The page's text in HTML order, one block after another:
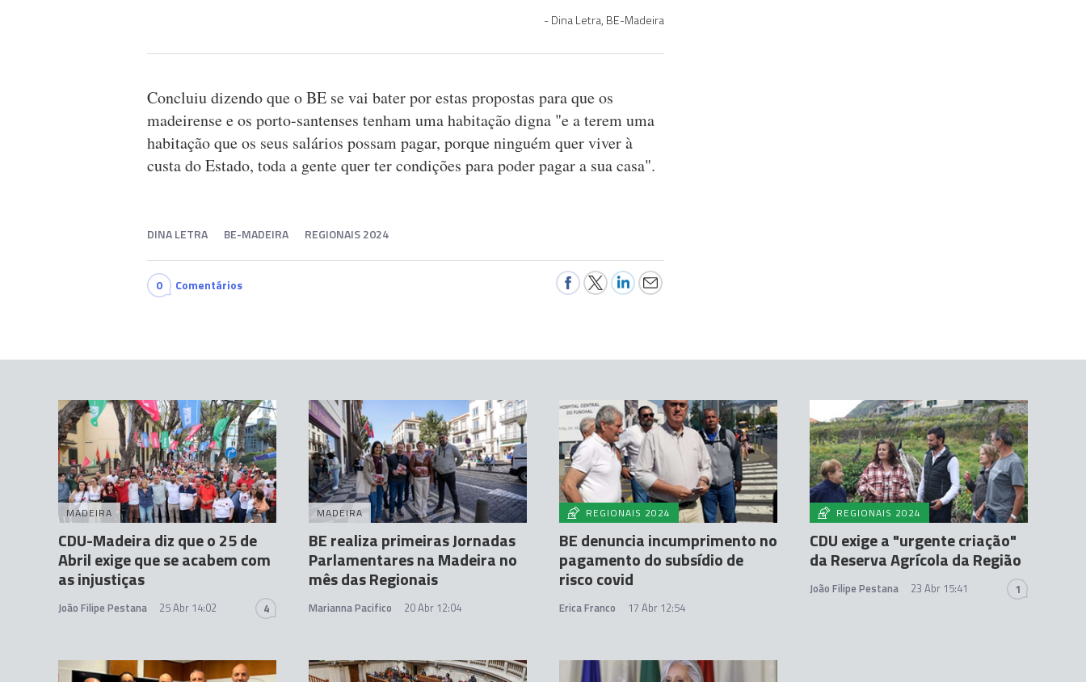
Dina Letra, BE-Madeira
Concluiu dizendo que o BE se vai bater por estas propostas para que os
madeirense e os porto-santenses tenham uma habitação digna "e a terem uma
habitação que os seus salários possam pagar, porque ninguém quer viver à
custa do Estado, toda a gente quer ter condições para poder pagar a sua casa".
DINA LETRA BE-MADEIRA REGIONAIS 2024
0 Comentários
MADEIRA
CDU-Madeira diz que o 25 de
Abril exige que se acabem com
as injustiças
João Filipe Pestana 25 Abr 14:02 4
MADEIRA
BE realiza primeiras Jornadas
Parlamentares na Madeira no
mês das Regionais
Marianna Pacifico 20 Abr 12:04
REGIONAIS 2024
BE denuncia incumprimento no
pagamento do subsídio de
risco covid
Erica Franco 17 Abr 12:54
REGIONAIS 2024
CDU exige a "urgente criação"
da Reserva Agrícola da Região
João Filipe Pestana 23 Abr 15:41 1